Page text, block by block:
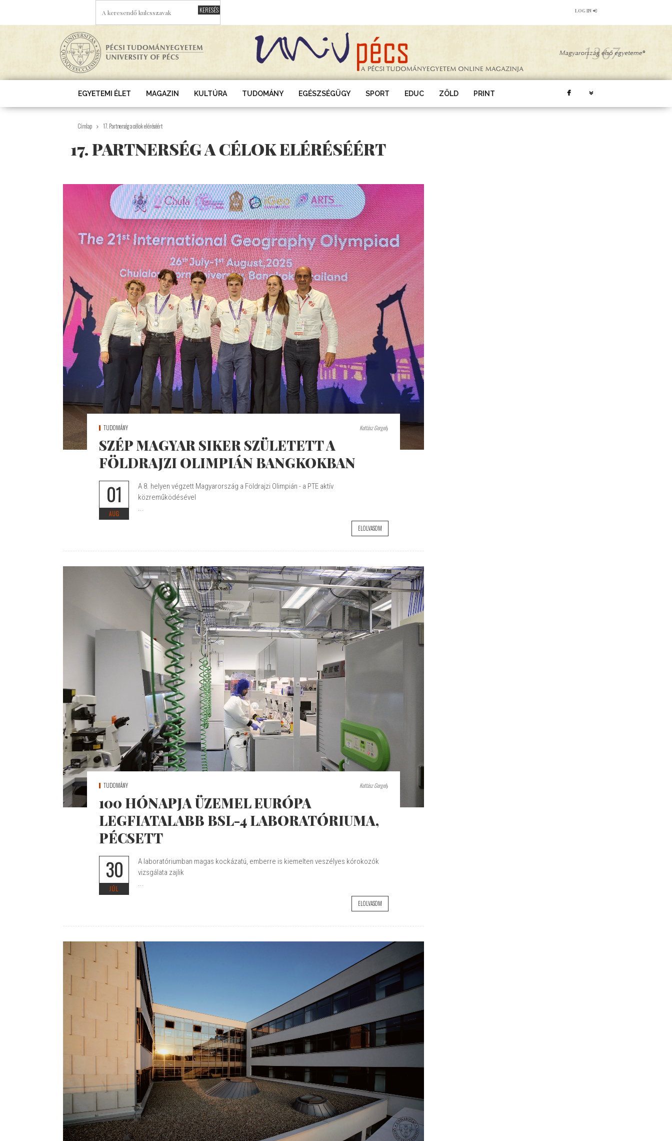
LOG IN
EGYETEMI ÉLET MAGAZIN KULTÚRA TUDOMÁNY EGÉSZSÉGÜGY SPORT EDUC ZÖLD PRINT
Címlap 17. Partnerség a célok eléréséért
17. PARTNERSÉG A CÉLOK ELÉRÉSÉÉRT
TUDOMÁNY Kottász Gergely
SZÉP MAGYAR SIKER SZÜLETETT A
FÖLDRAJZI OLIMPIÁN BANGKOKBAN
01
AUG
A 8. helyen végzett Magyarország a Földrajzi Olimpián - a PTE aktív
közreműködésével
...
ELOLVASOM
TUDOMÁNY Kottász Gergely
100 HÓNAPJA ÜZEMEL EURÓPA
LEGFIATALABB BSL-4 LABORATÓRIUMA,
PÉCSETT
30
JÚL
A laboratóriumban magas kockázatú, emberre is kiemelten veszélyes kórokozók
vizsgálata zajlik
...
ELOLVASOM